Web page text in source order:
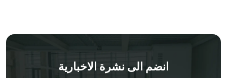
انضم الى نشرة الاخبارية